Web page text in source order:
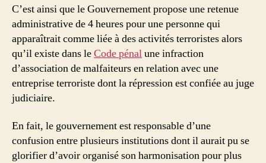
C’est ainsi que le Gouvernement propose une retenue
administrative de 4 heures pour une personne qui
apparaîtrait comme liée à des activités terroristes alors
qu’il existe dans leCode pénalune infraction
d’association de malfaiteurs en relation avec une
entreprise terroriste dont la répression est confiée au juge
judiciaire.
En fait, le gouvernement est responsable d’une
confusion entre plusieurs institutions dont il aurait pu se
glorifier d’avoir organisé son harmonisation pour plus